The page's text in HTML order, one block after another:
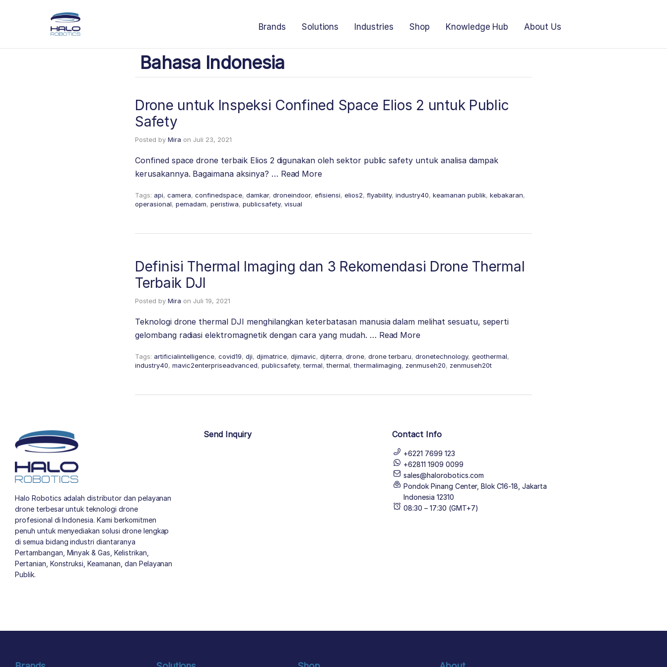
Brands Solutions Industries Shop Knowledge Hub About Us
Bahasa Indonesia
Drone untuk Inspeksi Confined Space Elios 2 untuk Public
Safety
Posted by Mira on Juli 23, 2021
Confined space drone terbaik Elios 2 digunakan oleh sektor public safety untuk analisa dampak
kerusakannya. Bagaimana aksinya? … Read More
Tags: api, camera, confinedspace, damkar, droneindoor, efisiensi, elios2, flyability, industry40, keamanan publik, kebakaran,
operasional, pemadam, peristiwa, publicsafety, visual
Definisi Thermal Imaging dan 3 Rekomendasi Drone Thermal
Terbaik DJI
Posted by Mira on Juli 19, 2021
Teknologi drone thermal DJI menghilangkan keterbatasan manusia dalam melihat sesuatu, seperti
gelombang radiasi elektromagnetik dengan cara yang mudah. … Read More
Tags: artificialintelligence, covid19, dji, djimatrice, djimavic, djiterra, drone, drone terbaru, dronetechnology, geothermal,
industry40, mavic2enterpriseadvanced, publicsafety,termal,thermal,thermalimaging, zenmuseh20, zenmuseh20t
Halo Robotics adalah distributor dan pelayanan
drone terbesar untuk teknologi drone
profesional di Indonesia. Kami berkomitmen
penuh untuk menyediakan solusi drone lengkap
di semua bidang industri diantaranya
Pertambangan, Minyak & Gas, Kelistrikan,
Pertanian, Konstruksi, Keamanan, dan Pelayanan
Publik.
Send Inquiry Contact Info
+6221 7699 123
+62811 1909 0099
sales@halorobotics.com
Pondok Pinang Center, Blok C16-18, Jakarta
Indonesia 12310
08:30 – 17:30 (GMT+7)